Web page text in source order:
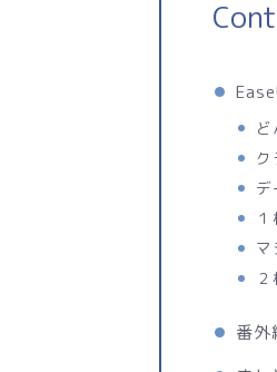
ク
デ
マ
番